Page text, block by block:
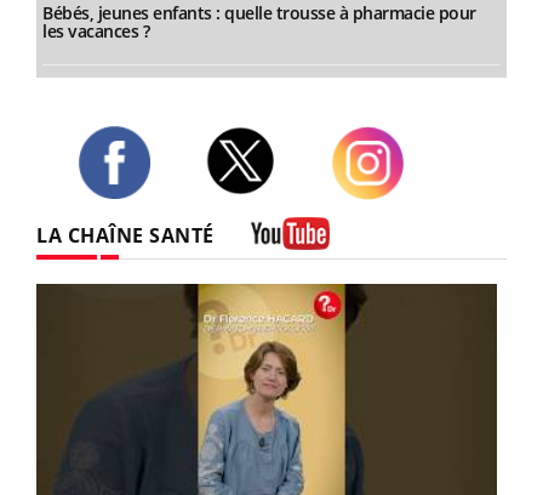
Bébés, jeunes enfants : quelle trousse à pharmacie pour
les vacances ?
LA CHAÎNE SANTÉ